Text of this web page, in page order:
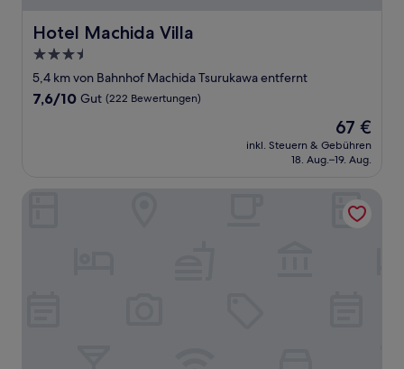
Hotel Machida Villa
Hotel Machida Villa
3.5-
Sterne-
Unterkunft
5,4 km von Bahnhof Machida Tsurukawa entfernt
7.6
7,6/10 Gut (222 Bewertungen)
Der
Preis
beträgt
67 €
inkl. Steuern & Gebühren
18. Aug.–19. Aug.